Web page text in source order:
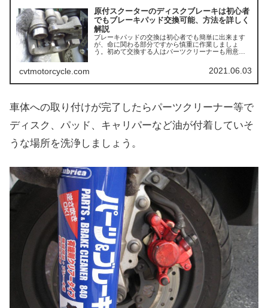
原付スクーターのディスクブレーキは初心者
でもブレーキパッド交換可能、方法を詳しく
解説
ブレーキパッドの交換は初心者でも簡単に出来ます
が、命に関わる部分ですから慎重に作業しましょ
う。初めて交換する人はパーツクリーナーも用意し
cvtmotorcycle.com 2021.06.03
車体への取り付けが完了したらパーツクリーナー等で
ディスク、パッド、キャリパーなど油が付着していそ
うな場所を洗浄しましょう。